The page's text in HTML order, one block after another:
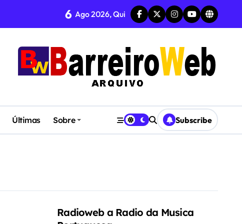
6 Ago 2026, Qui
Últimas Sobre Subscribe
Radioweb a Radio da Musica